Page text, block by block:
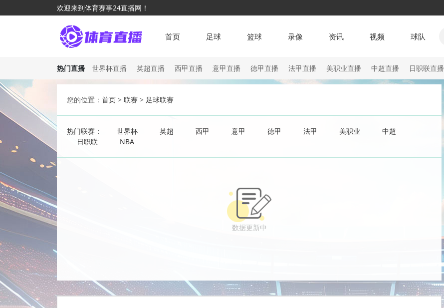
欢迎来到体育赛事24直播网！
首页 足球 篮球 录像 资讯 视频 球队
热门直播 世界杯直播 英超直播 西甲直播 意甲直播 德甲直播 法甲直播 美职业直播 中超直播 日职联直播
您的位置： 首页 > 联赛 > 足球联赛
热门联赛： 世界杯 英超 西甲 意甲 德甲 法甲 美职业
中超
日职联
NBA
数据更新中